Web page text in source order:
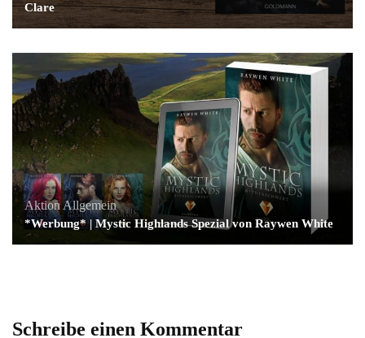
Clare
AktionAllgemein
*Werbung* | Mystic Highlands Spezial von Raywen White
Schreibe einen Kommentar